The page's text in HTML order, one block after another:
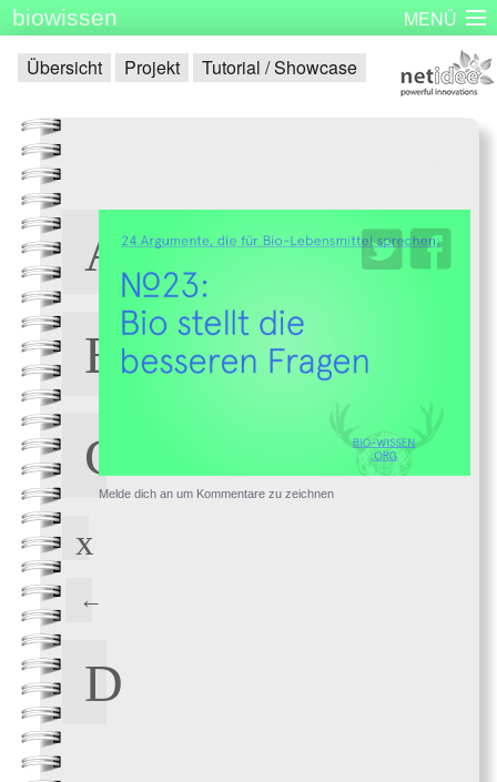
biowissen MENÜ
Startseite Skizzenbücher Plakatserie Dinge
Impressum
Übersicht Projekt Tutorial / Showcase
Melde dich an um Kommentare zu zeichnen